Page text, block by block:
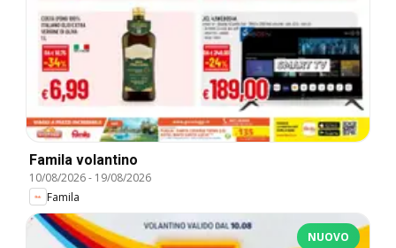
Famila volantino
10/08/2026- 19/08/2026
Famila
NUOVO